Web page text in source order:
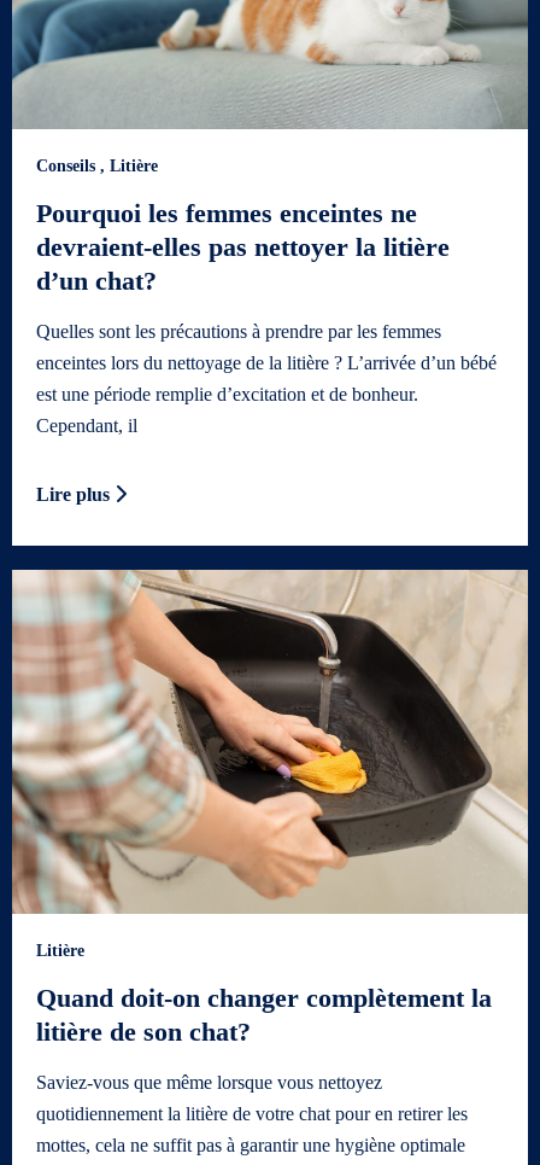
Conseils , Litière
Pourquoi les femmes enceintes ne
devraient-elles pas nettoyer la litière
d’un chat?
Quelles sont les précautions à prendre par les femmes
enceintes lors du nettoyage de la litière ? L’arrivée d’un bébé
est une période remplie d’excitation et de bonheur.
Cependant, il
Lire plus
Litière
Quand doit-on changer complètement la
litière de son chat?
Saviez-vous que même lorsque vous nettoyez
quotidiennement la litière de votre chat pour en retirer les
mottes, cela ne suffit pas à garantir une hygiène optimale